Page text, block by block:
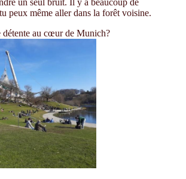
peux même aller dans la forêt voisine.
détente au cœur de Munich?